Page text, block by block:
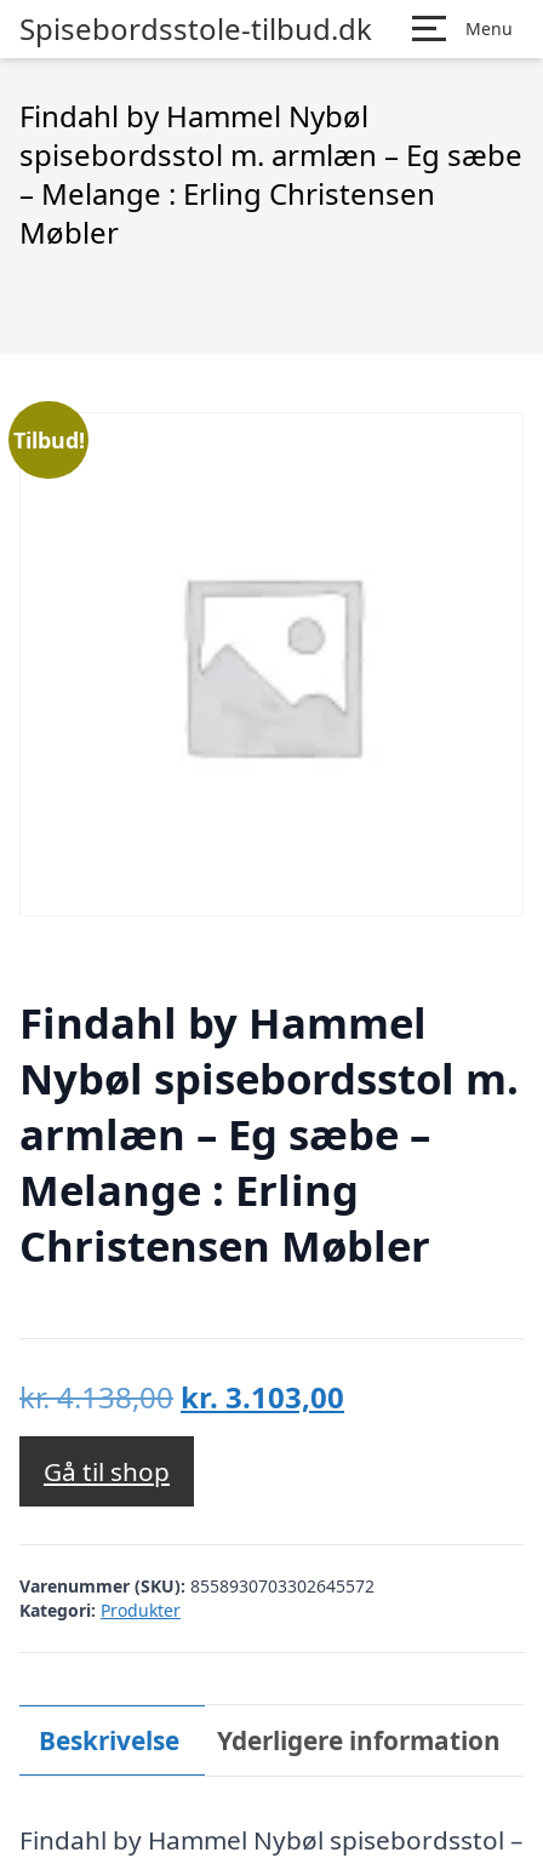
Spisebordsstole-tilbud.dk Menu
Findahl by Hammel Nybøl
spisebordsstol m. armlæn – Eg sæbe
– Melange : Erling Christensen
Møbler
Tilbud!
Findahl by Hammel
Nybøl spisebordsstol m.
armlæn – Eg sæbe –
Melange : Erling
Christensen Møbler
kr.4.138,00 Den
oprindelige
var:
kr. 4.138,00.
kr. 3.103,00
kr. 3.103,00.
Gå til shop
Varenummer (SKU): 8558930703302645572
Kategori: Produkter
Beskrivelse Yderligere information
Findahl by Hammel Nybøl spisebordsstol –